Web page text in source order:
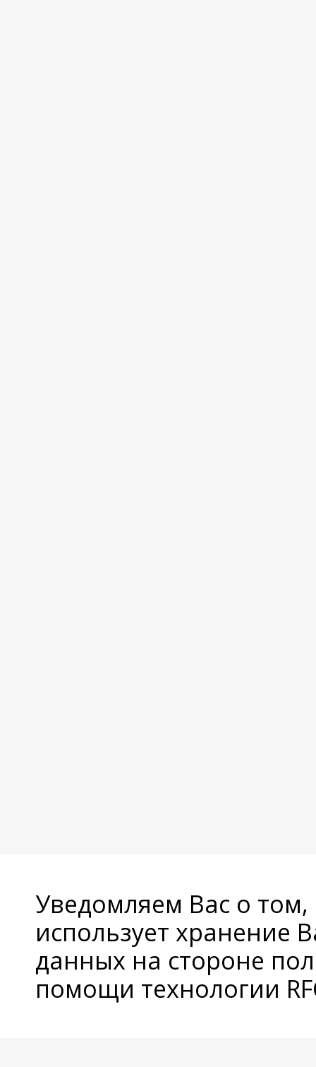
Уведомляем Вас о
использует хранение
данных на стороне
помощи технологии